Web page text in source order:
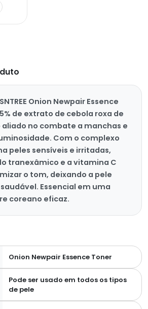
Onion Newpair Essence
de extrato de cebola roxa de
aliado no combate a manchas e
Com o complexo
peles sensíveis e irritadas,
tranexâmico e a vitamina C
o tom, deixando a pele
Essencial em uma
coreano eficaz.
Onion Newpair Essence Toner
Pode ser usado em todos os tipos
de pele